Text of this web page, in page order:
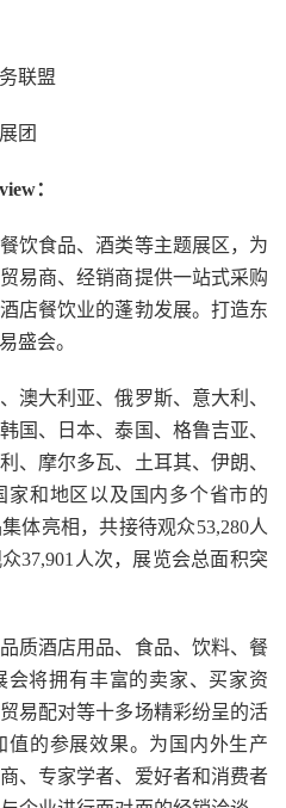
联盟
团
：
饮食品、酒类等主题展区，为
易商、经销商提供一站式采购
店餐饮业的蓬勃发展。打造东
盛会。
澳大利亚、俄罗斯、意大利、
国、日本、泰国、格鲁吉亚、
、摩尔多瓦、土耳其、伊朗、
家和地区以及国内多个省市的
体亮相，共接待观众53,280人
37,901人次，展览会总面积突
质酒店用品、食品、饮料、餐
会将拥有丰富的卖家、买家资
易配对等十多场精彩纷呈的活
的参展效果。为国内外生产
、专家学者、爱好者和消费者